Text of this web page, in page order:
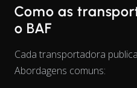
Como as
o BAF
Cada transportadora
Abordagens comuns: